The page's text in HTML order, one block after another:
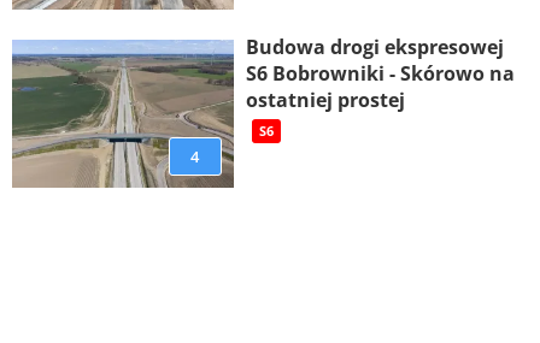
4
Budowa drogi ekspresowej
S6 Bobrowniki - Skórowo na
ostatniej prostej
S6